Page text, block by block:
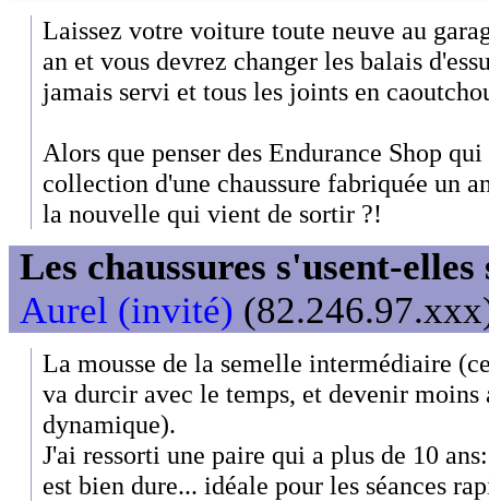
Laissez votre voiture toute neuve au
an et vous devrez changer les balais
jamais servi et tous les joints en
Alors que penser des Endurance Shop
collection d'une chaussure fabriquée un
la nouvelle qui vient de sortir ?!
Les chaussures s'usent-
Aurel (invité)
La mousse de la semelle intermédiaire
va durcir avec le temps, et devenir moins
dynamique).
J'ai ressorti une paire qui a plus de 10
est bien dure... idéale pour les séances